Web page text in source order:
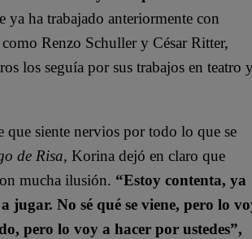
ya ha trabajado anteriormente con
Renzo Schuller y César Ritter,
los seguía por sus trabajos en teatro
que siente nervios por todo lo que se
de Risa, Korina dejó en claro que
mucha ilusión. “Estoy contenta, ya
jugar. No sé qué se viene, pero lo
pero lo voy a hacer por ustedes”,